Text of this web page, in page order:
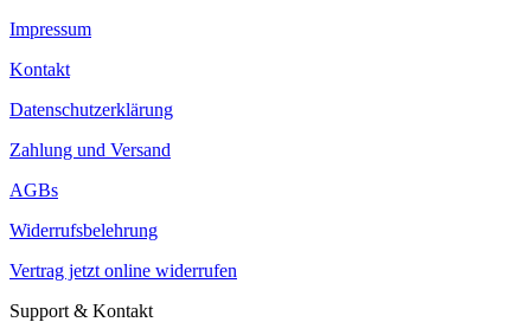
Impressum
Kontakt
Datenschutzerklärung
Zahlung und Versand
AGBs
Widerrufsbelehrung
Vertrag jetzt online widerrufen
Support & Kontakt